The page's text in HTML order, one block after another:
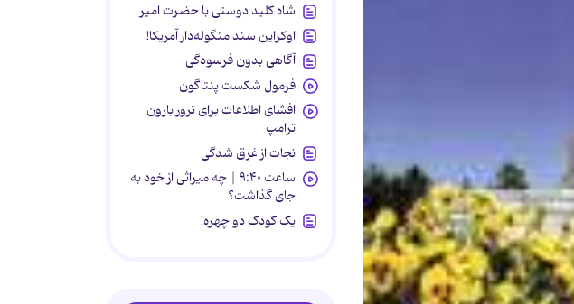
شاه کلید دوستی با حضرت امیر
اوکراین سند منگوله‌دار آمریکا!
آگاهی بدون فرسودگی
فرمول شکست پنتاگون
افشای اطلاعات برای ترور بارون
ترامپ
نجات از غرق شدگی
ساعت ۹:۴۰ | چه میراثی از خود به
جای گذاشت؟
یک کودک دو چهره!